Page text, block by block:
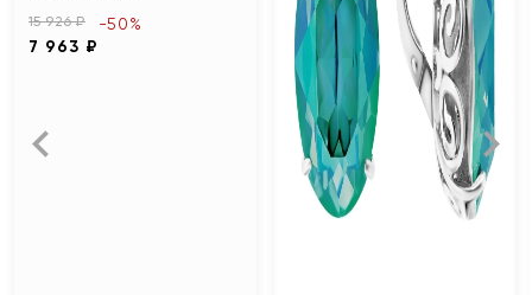
15 926 ₽
7 963 ₽
-50%